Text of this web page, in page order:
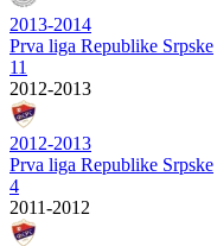
2013-2014
Prva liga Republike Srpske
11
2012-2013
2012-2013
Prva liga Republike Srpske
4
2011-2012